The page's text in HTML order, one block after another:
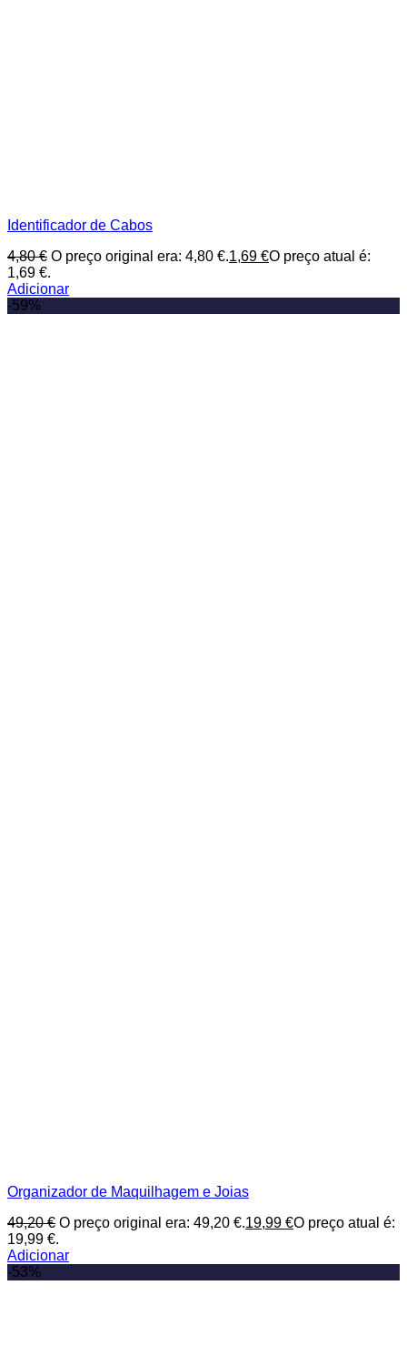
Identificador de Cabos
4,80€ O preço original era: 4,80 €.1,69 €O preço atual é:
1,69 €.
Adicionar
-59%
Organizador de Maquilhagem e Joias
49,20€ O preço original era: 49,20 €.19,99 €O preço atual é:
19,99 €.
Adicionar
-53%